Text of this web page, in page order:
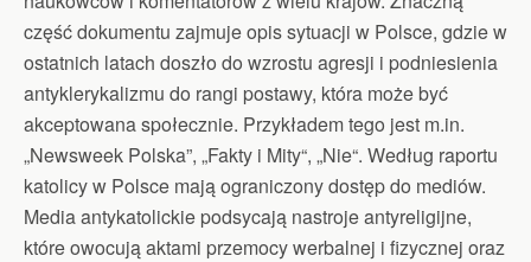
część dokumentu zajmuje opis sytuacji w Polsce, gdzie w
ostatnich latach doszło do wzrostu agresji i podniesienia
antyklerykalizmu do rangi postawy, która może być
akceptowana społecznie. Przykładem tego jest m.in.
„Newsweek Polska”, „Fakty i Mity“, „Nie“. Według raportu
katolicy w Polsce mają ograniczony dostęp do mediów.
Media antykatolickie podsycają nastroje antyreligijne,
które owocują aktami przemocy werbalnej i fizycznej oraz